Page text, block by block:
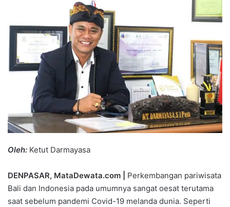
Oleh: Ketut Darmayasa
DENPASAR, MataDewata.com |
Perkembangan pariwisata
Bali dan Indonesia pada umumnya sangat oesat terutama
saat sebelum pandemi Covid-19 melanda dunia. Seperti